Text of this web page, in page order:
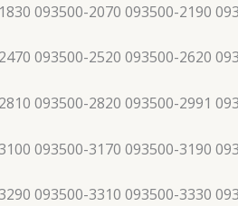
093500-2070 093500-2190
093500-2520 093500-2620
093500-2820 093500-2991
093500-3170 093500-3190
093500-3310 093500-3330